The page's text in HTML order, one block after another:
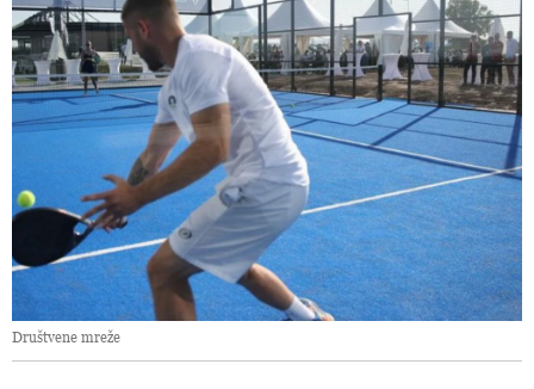
Društvene mreže